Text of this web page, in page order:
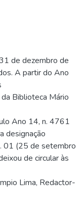
de dezembro de
A partir do Ano
Biblioteca Mário
Ano 14, n. 4761
designação
01 (25 de setembro
de circular às
Lima, Redactor-